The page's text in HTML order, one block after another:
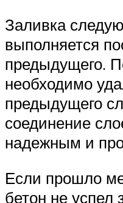
Заливка
выполняется
предыдущего.
необходимо
предыдущего
соединение
надежным и
Если прошло
бетон не успел